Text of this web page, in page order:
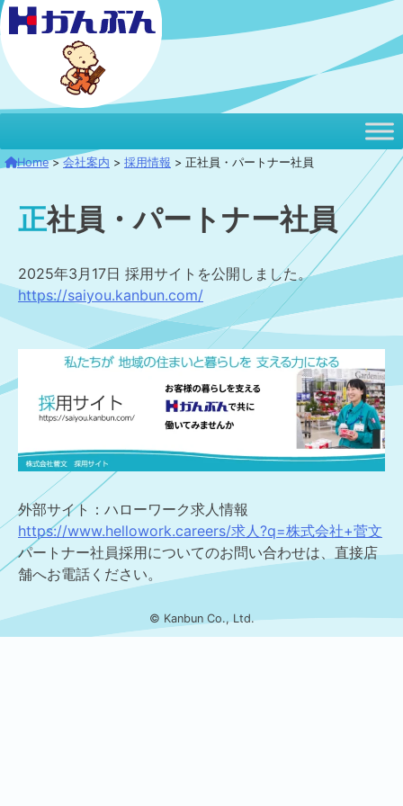
本
文
へ
移
Home>会社案内 > 採用情報 > 正社員・パートナー社員
正社員・パートナー社員
2025年3月17日 採用サイトを公開しました。
https://saiyou.kanbun.com/
外部サイト：ハローワーク求人情報
https://www.hellowork.careers/求人?q=株式会社+菅文
パートナー社員採用についてのお問い合わせは、直接店
舗へお電話ください。
© Kanbun Co., Ltd.